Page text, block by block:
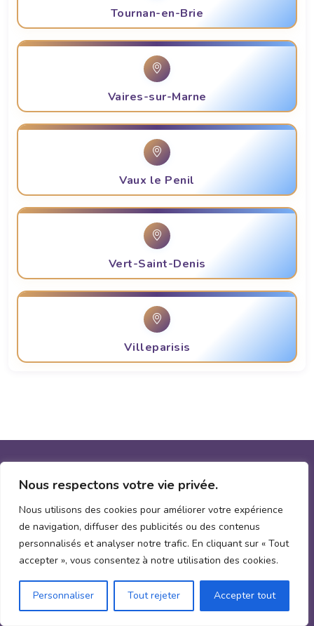
Nous respectons votre vie privée.
Nous utilisons des cookies pour améliorer votre expérience
de navigation, diffuser des publicités ou des contenus
personnalisés et analyser notre trafic. En cliquant sur « Tout
accepter », vous consentez à notre utilisation des cookies.
Personnaliser Tout rejeter Accepter tout
Tournan-en-Brie
Vaires-sur-Marne
Vaux le Penil
Vert-Saint-Denis
Villeparisis
Demande un devis